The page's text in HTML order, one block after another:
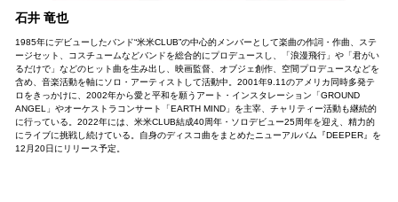
石井 竜也
1985年にデビューしたバンド“米米CLUB”の中心的メンバーとして楽曲の作詞・作曲、ステ
ージセット、コスチュームなどバンドを総合的にプロデュースし、「浪漫飛行」や「君がい
るだけで」などのヒット曲を生み出し、映画監督、オブジェ創作、空間プロデュースなどを
含め、音楽活動を軸にソロ・アーティストして活動中。2001年9.11のアメリカ同時多発テ
ロをきっかけに、2002年から愛と平和を願うアート・インスタレーション「GROUND
ANGEL」やオーケストラコンサート「EARTH MIND」を主宰、チャリティー活動も継続的
に行っている。2022年には、米米CLUB結成40周年・ソロデビュー25周年を迎え、精力的
にライブに挑戦し続けている。自身のディスコ曲をまとめたニューアルバム『DEEPER』を
12月20日にリリース予定。